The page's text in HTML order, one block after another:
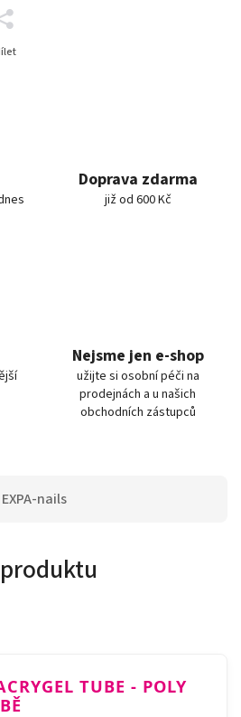
Doprava zdarma
již od 600 Kč
Nejsme jen e-shop
užijte si osobní péči na
prodejnách a u našich
obchodních zástupců
EXPA-nails
TUBE - POLY